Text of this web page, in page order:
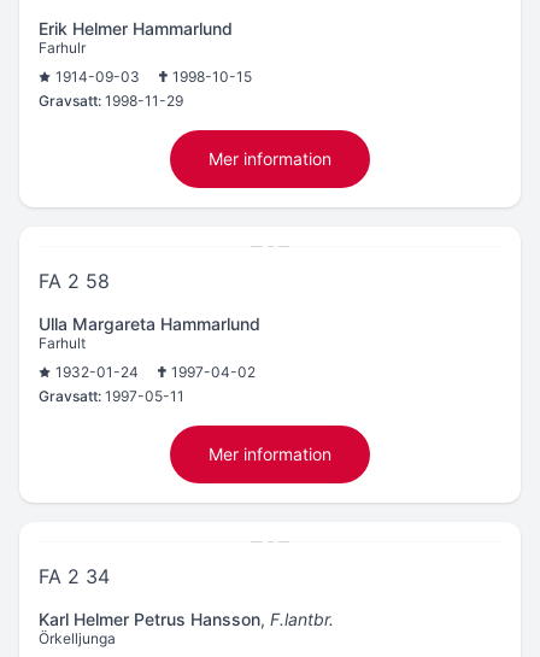
Erik Helmer Hammarlund
Farhulr
1914-09-03
1998-10-15
Gravsatt: 1998-11-29
Mer information
FA 2 58
Ulla Margareta Hammarlund
Farhult
1932-01-24
1997-04-02
Gravsatt: 1997-05-11
Mer information
FA 2 34
Karl Helmer Petrus Hansson, F.lantbr.
Örkelljunga